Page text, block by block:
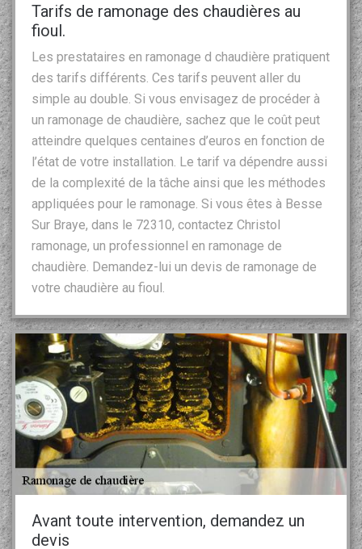
Tarifs de ramonage des chaudières au
fioul.
Les prestataires en ramonage d chaudière pratiquent
des tarifs différents. Ces tarifs peuvent aller du
simple au double. Si vous envisagez de procéder à
un ramonage de chaudière, sachez que le coût peut
atteindre quelques centaines d’euros en fonction de
l’état de votre installation. Le tarif va dépendre aussi
de la complexité de la tâche ainsi que les méthodes
appliquées pour le ramonage. Si vous êtes à Besse
Sur Braye, dans le 72310, contactez Christol
ramonage, un professionnel en ramonage de
chaudière. Demandez-lui un devis de ramonage de
votre chaudière au fioul.
Avant toute intervention, demandez un
devis